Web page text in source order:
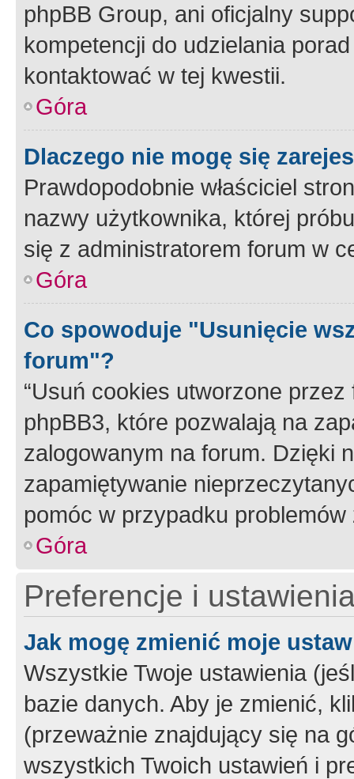
phpBB Group, ani oficjalny
kompetencji do udzielania
kontaktować w tej kwestii.
Góra
Dlaczego nie mogę się
Prawdopodobnie właściciel
nazwy użytkownika, której
się z administratorem forum w
Góra
Co spowoduje "Usunięcie
forum"?
“Usuń cookies utworzone
phpBB3, które pozwalają na
zalogowanym na forum. Dzięki
zapamiętywanie
pomóc w przypadku
Góra
Preferencje i
Jak mogę zmienić moje
Wszystkie Twoje ustawienia
bazie danych. Aby je zmienić,
(przeważnie znajdujący się na
wszystkich Twoich ustawień i